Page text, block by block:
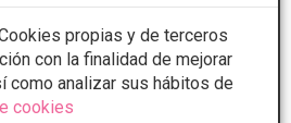
propias y de terceros
con la finalidad de mejorar
como analizar sus hábitos de
cookies